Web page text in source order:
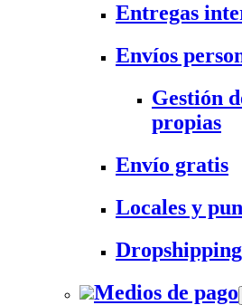
Entregas
Envíos
Gestión
propias
Envío gratis
Locales y
Dropshipping
Medios de pago